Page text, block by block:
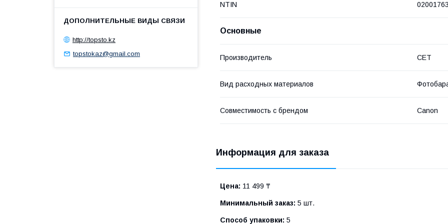
NTIN
Основные
Производитель CET
Вид расходных материалов
Совместимость с брендом Canon
Информация для заказа
Цена: 11 499 ₸
Минимальный заказ: 5 шт.
Способ упаковки: 5
http://topsto.kz
topstokaz@gmail.com